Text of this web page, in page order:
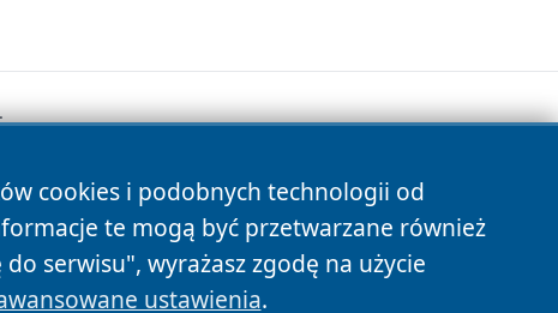
cookies i podobnych technologii od
te mogą być przetwarzane również
serwisu", wyrażasz zgodę na użycie
ustawienia.